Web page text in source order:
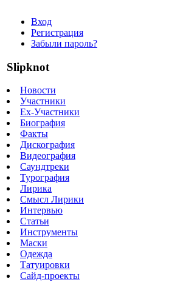
Вход
Регистрация
Забыли пароль?
Slipknot
Новости
Участники
Ex-Участники
Биография
Факты
Дискография
Видеография
Саундтреки
Турография
Лирика
Смысл Лирики
Интервью
Статьи
Инструменты
Маски
Одежда
Татуировки
Сайд-проекты